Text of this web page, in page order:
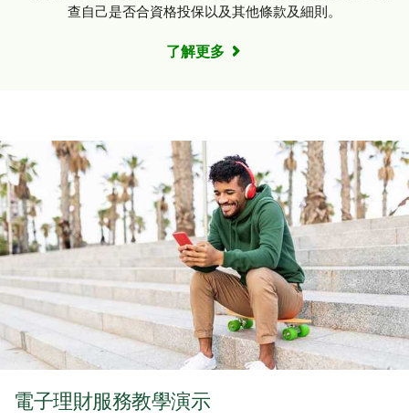
查自己是否合資格投保以及其他條款及細則。
了解更多
電子理財服務教學演示